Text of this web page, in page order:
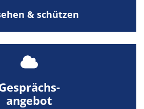
& schützen
angebot